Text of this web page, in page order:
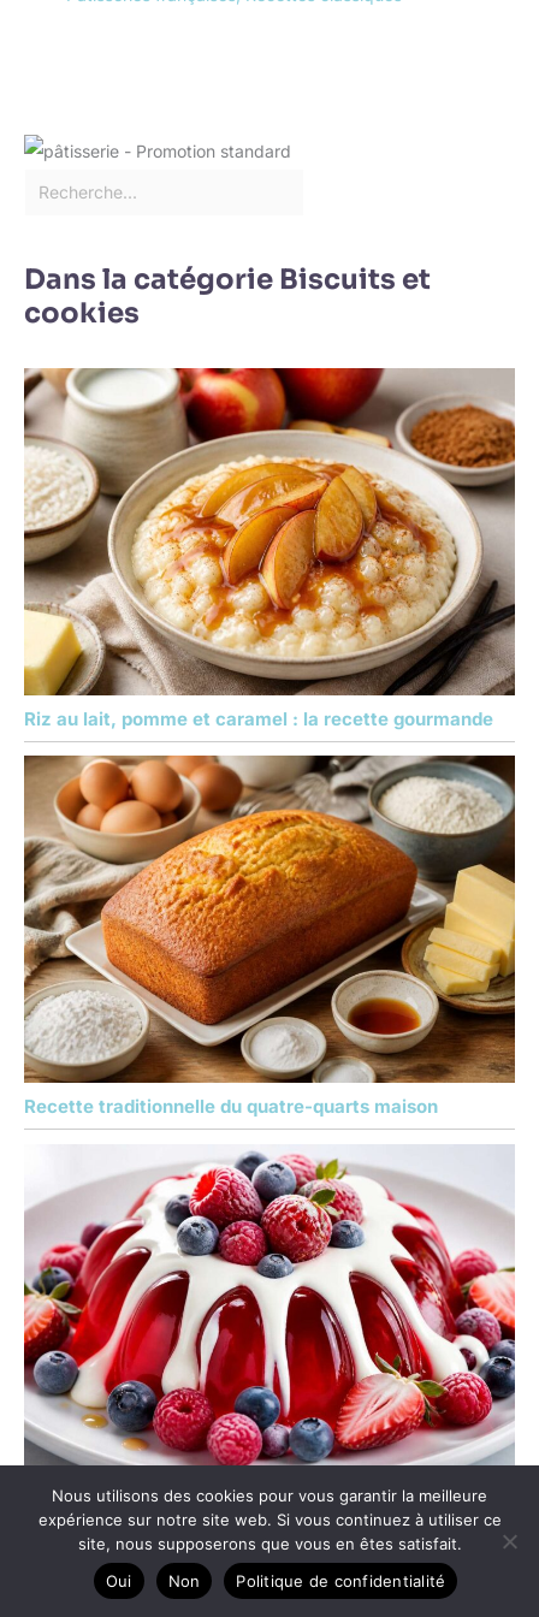
Dans la catégorie Biscuits et
cookies
Riz au lait, pomme et caramel : la recette gourmande
Recette traditionnelle du quatre-quarts maison
Jello aux petits fruits et à la crème : une recette
gourmande à découvrir
Nous utilisons des cookies pour vous garantir la meilleure
expérience sur notre site web. Si vous continuez à utiliser ce
site, nous supposerons que vous en êtes satisfait.
Oui
Non Politique de confidentialité